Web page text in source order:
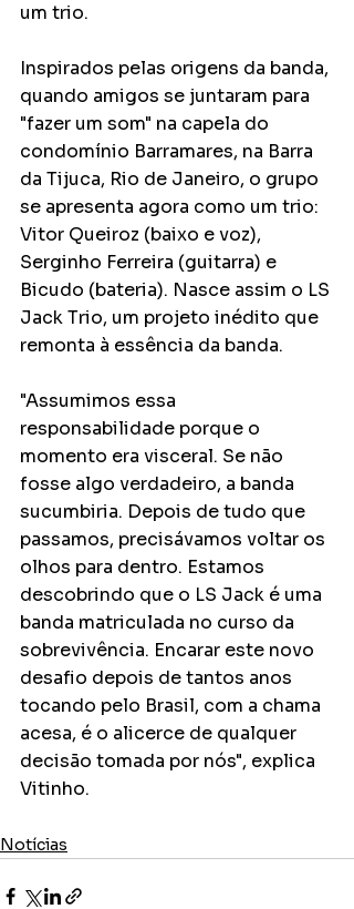
um trio.
Inspirados pelas origens da banda,
quando amigos se juntaram para
"fazer um som" na capela do
condomínio Barramares, na Barra
da Tijuca, Rio de Janeiro, o grupo
se apresenta agora como um trio:
Vitor Queiroz (baixo e voz),
Serginho Ferreira (guitarra) e
Bicudo (bateria). Nasce assim o LS
Jack Trio, um projeto inédito que
remonta à essência da banda.
"Assumimos essa
responsabilidade porque o
momento era visceral. Se não
fosse algo verdadeiro, a banda
sucumbiria. Depois de tudo que
passamos, precisávamos voltar os
olhos para dentro. Estamos
descobrindo que o LS Jack é uma
banda matriculada no curso da
sobrevivência. Encarar este novo
desafio depois de tantos anos
tocando pelo Brasil, com a chama
acesa, é o alicerce de qualquer
decisão tomada por nós", explica
Vitinho.
Notícias